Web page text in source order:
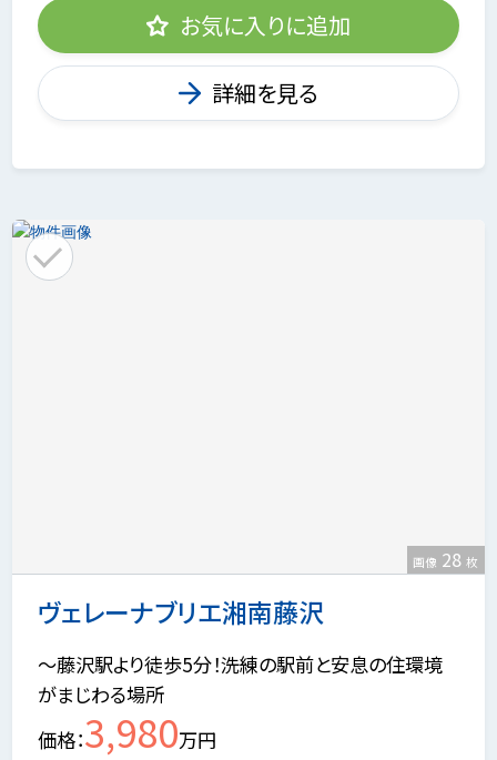
お気に入りに追加
詳細を見る
ヴェレーナブリエ湘南藤沢
画像 28 枚
～藤沢駅より徒歩5分！洗練の駅前と安息の住環境
がまじわる場所
価格 3,980万円